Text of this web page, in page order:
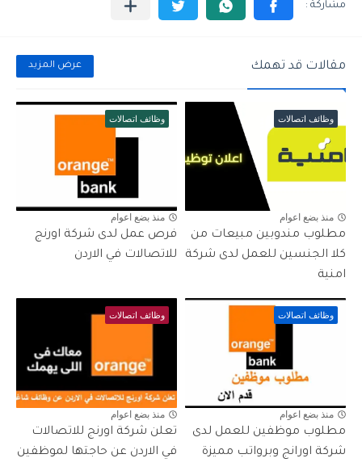
مقالات قد تهمك عرض المزيد
وظائف اتصالات
منذ بضع اعوام
مطلوب مندوبين مبيعات من
كلا الجنسين للعمل لدى شركة
امنية
وظائف اتصالات
منذ بضع اعوام
فرص عمل لدى شركة اورنج
للاتصالات في الاردن
وظائف اتصالات
منذ بضع اعوام
مطلوب موظفين للعمل لدى
شركة اورانج وبرواتب مميزة
وظائف اتصالات
منذ بضع اعوام
تعلن شركة اورنج للاتصالات
في الاردن عن حاجتها لموظفين